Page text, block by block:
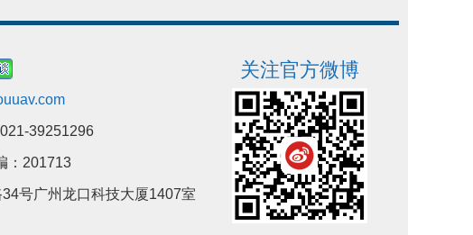
39251296
：201713
号广州龙口科技大厦1407室
关注官方微博